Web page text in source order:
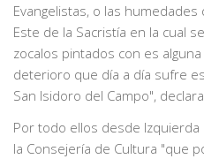
Evangelistas, o las
Este de la Sacristía en la cual
zocalos pintados con es
deterioro que día a día sufre
San Isidoro del Campo",
Por todo ellos desde
la Consejería de Cultura "que